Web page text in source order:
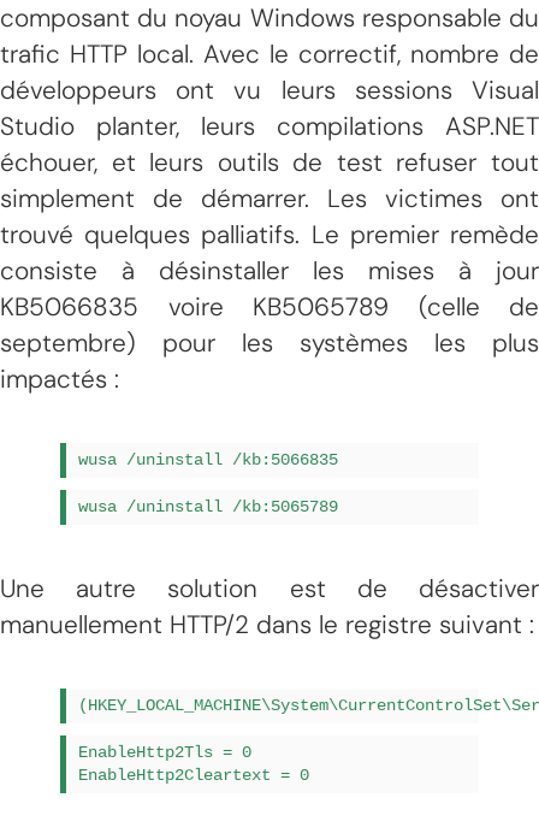
composant du noyau Windows responsable du
trafic HTTP local. Avec le correctif, nombre de
développeurs ont vu leurs sessions Visual
Studio planter, leurs compilations ASP.NET
échouer, et leurs outils de test refuser tout
simplement de démarrer. Les victimes ont
trouvé quelques palliatifs. Le premier remède
consiste à désinstaller les mises à jour
KB5066835 voire KB5065789 (celle de
septembre) pour les systèmes les plus
impactés :
wusa /uninstall /kb:5066835
wusa /uninstall /kb:5065789
Une autre solution est de désactiver
manuellement HTTP/2 dans le registre suivant :
EnableHttp2Tls = 0
EnableHttp2Cleartext = 0